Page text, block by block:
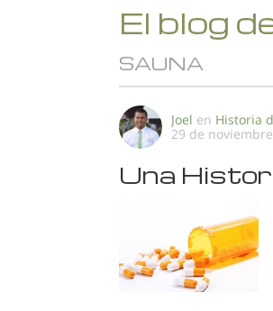
El blog
SAUNA
Joel en Historia
29 de
Una